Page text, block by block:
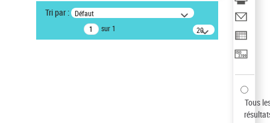
Type de notice d'autorité
Titre uniforme musical
Pays
Tri par : Défaut
sur 1
20
résultats/page
Tous